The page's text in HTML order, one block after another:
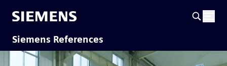
Siemens References